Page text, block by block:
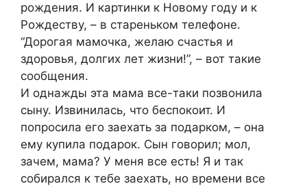
рождения. И картинки к Новому году и к
Рождеству, – в стареньком телефоне.
“Дорогая мамочка, желаю счастья и
здоровья, долгих лет жизни!”, – вот такие
сообщения.
И однажды эта мама все-таки позвонила
сыну. Извинилась, что беспокоит. И
попросила его заехать за подарком, – она
ему купила подарок. Сын говорил; мол,
зачем, мама? У меня все есть! Я и так
собирался к тебе заехать, но времени все